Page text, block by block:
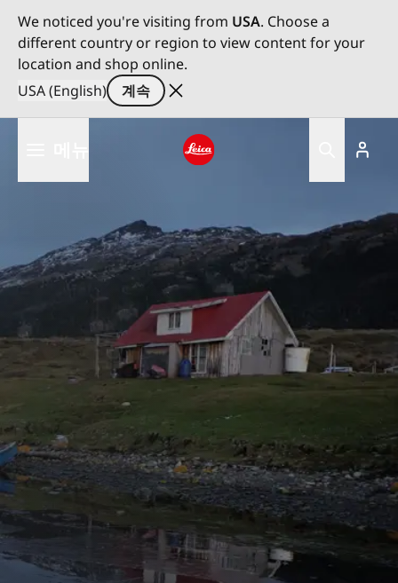
We noticed you're visiting from USA. Choose a
different country or region to view content for your
location and shop online.
USA (English)
계속
너